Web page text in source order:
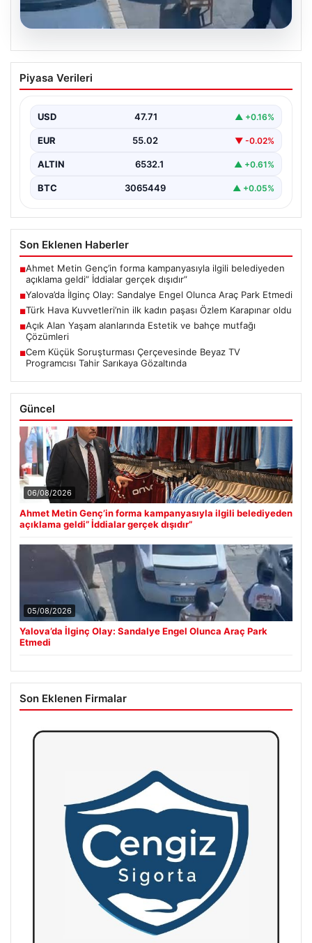
05.08.2026
Yalova’da İlginç Olay: Sandalye Engel
Olunca Araç Park Etmedi
gerçekleşen bu ilginç olay, bölge sakinlerinin ve
çevredekilerin…
Piyasa Verileri
USD 47.71 ▲ +0.16%
EUR 55.02 ▼ -0.02%
ALTIN 6532.1 ▲ +0.61%
BTC 3065449 ▲ +0.05%
Son Eklenen Haberler
■Ahmet Metin Genç’in forma kampanyasıyla ilgili belediyeden
açıklama geldi” İddialar gerçek dışıdır”
■Yalova’da İlginç Olay: Sandalye Engel Olunca Araç Park Etmedi
■Türk Hava Kuvvetleri’nin ilk kadın paşası Özlem Karapınar oldu
■Açık Alan Yaşam alanlarında Estetik ve bahçe mutfağı
Çözümleri
■Cem Küçük Soruşturması Çerçevesinde Beyaz TV
Programcısı Tahir Sarıkaya Gözaltında
Güncel
06/08/2026
Ahmet Metin Genç’in forma kampanyasıyla ilgili belediyeden
açıklama geldi” İddialar gerçek dışıdır”
05/08/2026
Yalova’da İlginç Olay: Sandalye Engel Olunca Araç Park
Etmedi
Son Eklenen Firmalar